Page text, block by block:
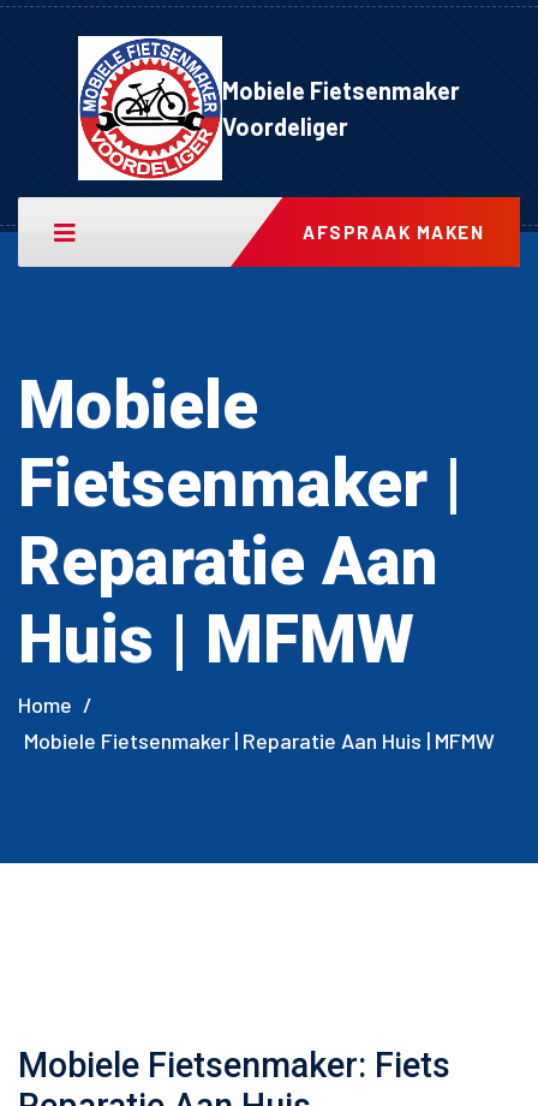
Mobiele Fietsenmaker
Voordeliger
AFSPRAAK MAKEN
Mobiele
Fietsenmaker |
Reparatie Aan
Huis | MFMW
Home /
Mobiele Fietsenmaker | Reparatie Aan Huis | MFMW
Mobiele Fietsenmaker: Fiets